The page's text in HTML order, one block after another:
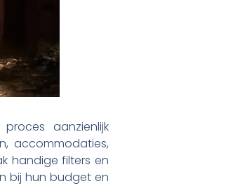
aanzienlijk
accommodaties,
handige filters en
bij hun budget en